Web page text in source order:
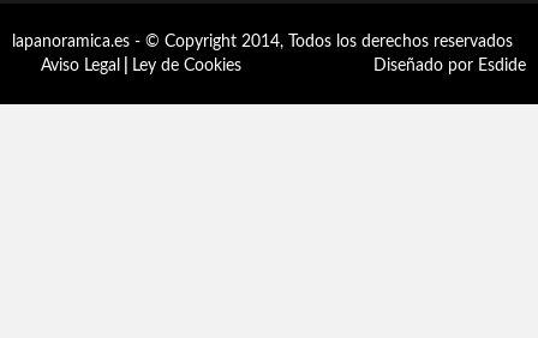
lapanoramica.es - © Copyright 2014, Todos los derechos reservados
Aviso Legal
Ley de Cookies Diseñado por Esdide